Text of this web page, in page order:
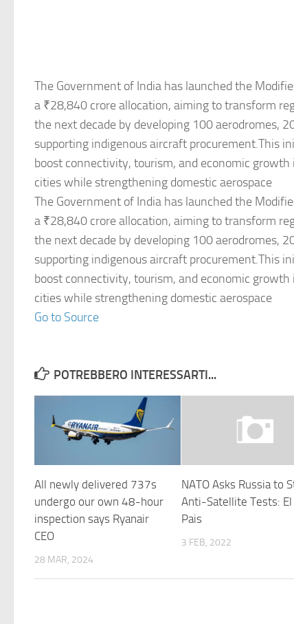
The Government of India has launched the
a ₹28,840 crore allocation, aiming to transform
the next decade by developing 100 aerodromes,
supporting indigenous aircraft procurement.This
boost connectivity, tourism, and economic growth
cities while strengthening domestic aerospace
The Government of India has launched the
a ₹28,840 crore allocation, aiming to transform
the next decade by developing 100 aerodromes,
supporting indigenous aircraft procurement.This
boost connectivity, tourism, and economic growth
cities while strengthening domestic aerospace
Go to Source
POTREBBERO INTERESSARTI...
All newly delivered 737s
undergo our own 48-hour
inspection says Ryanair
CEO
28 MAR, 2024
NATO Asks Russia to
Anti-Satellite Tests: El
Pais
3 FEB, 2022